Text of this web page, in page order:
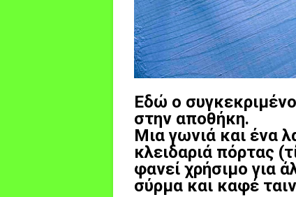
Εδώ ο
στην αποθήκη.
Μια γωνιά και ένα
κλειδαριά πόρτας
φανεί χρήσιμο για
σύρμα και καφέ